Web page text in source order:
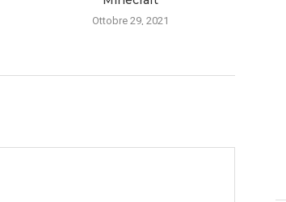
Ottobre 29, 2021